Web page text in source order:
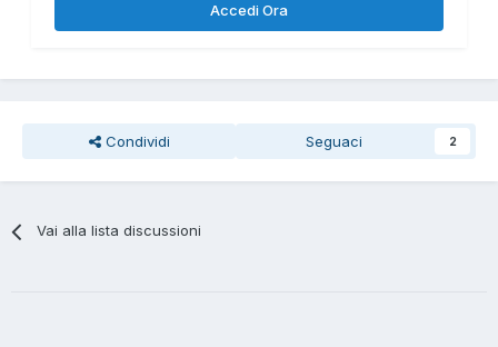
Accedi Ora
Condividi Seguaci 2
Vai alla lista discussioni